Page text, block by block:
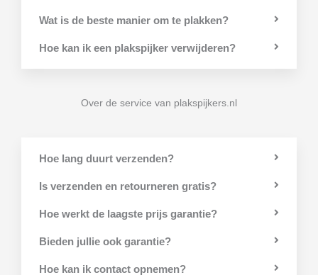
Wat is de beste manier om te plakken?
Hoe kan ik een plakspijker verwijderen?
Over de service van plakspijkers.nl
Hoe lang duurt verzenden?
Is verzenden en retourneren gratis?
Hoe werkt de laagste prijs garantie?
Bieden jullie ook garantie?
Hoe kan ik contact opnemen?